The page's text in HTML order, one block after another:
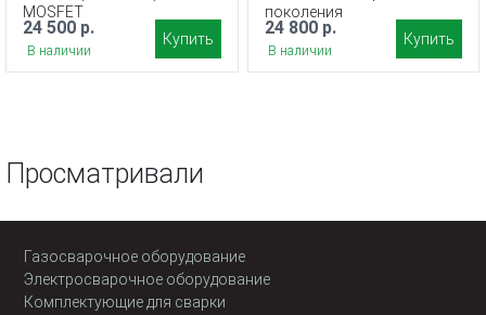
MOSFET
24 500 р.
В наличии
Купить
поколения
24 800 р.
В наличии
Купить
Просматривали
Газосварочное оборудование
Электросварочное оборудование
Комплектующие для сварки